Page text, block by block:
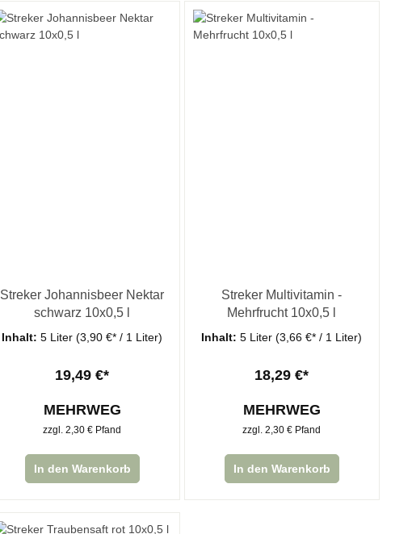
Streker Johannisbeer Nektar
schwarz 10x0,5 l
Inhalt:5 Liter(3,90 €* / 1 Liter)
19,49 €*
MEHRWEG
zzgl. 2,30 € Pfand
In den Warenkorb
Streker Multivitamin -
Mehrfrucht 10x0,5 l
Inhalt:5 Liter(3,66 €* / 1 Liter)
18,29 €*
MEHRWEG
zzgl. 2,30 € Pfand
In den Warenkorb